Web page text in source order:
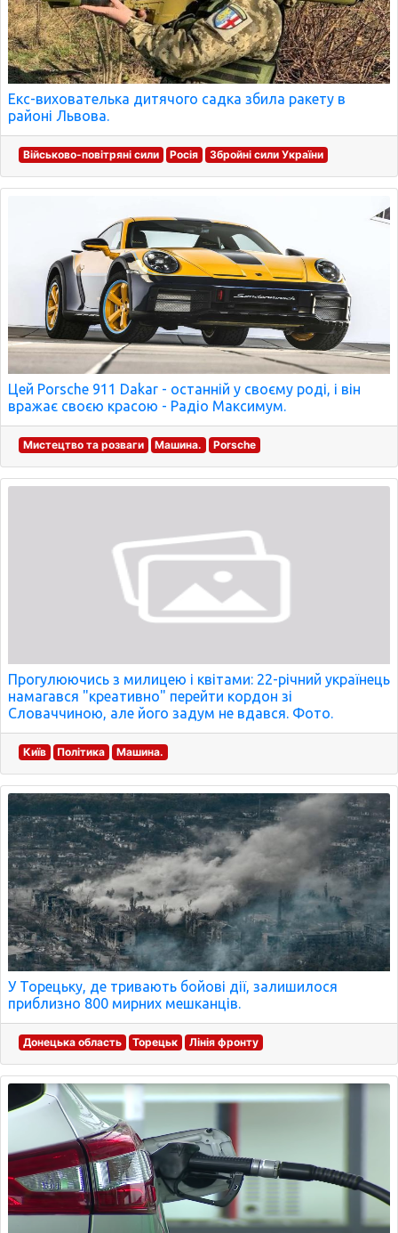
Екс-вихователька дитячого садка збила ракету в
районі Львова.
Військово-повітряні сили Росія Збройні сили України
Цей Porsche 911 Dakar - останній у своєму роді, і він
вражає своєю красою - Радіо Максимум.
Мистецтво та розваги Машина. Porsche
Прогулюючись з милицею і квітами: 22-річний українець
намагався "креативно" перейти кордон зі
Словаччиною, але його задум не вдався. Фото.
Київ Політика Машина.
У Торецьку, де тривають бойові дії, залишилося
приблизно 800 мирних мешканців.
Донецька область Торецьк Лінія фронту